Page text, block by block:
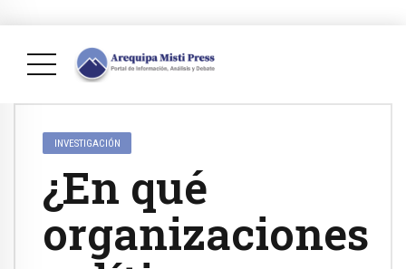
INVESTIGACIÓN
¿En qué
organizaciones